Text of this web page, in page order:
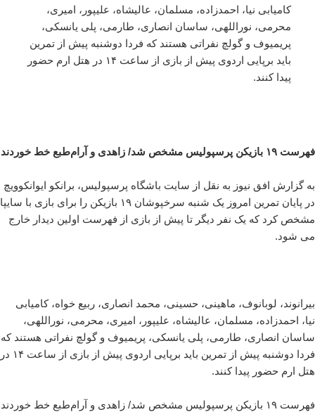
کامیابی نیا، احمدزاده، مسلمان، عالیشاه، علیپور، امیری،
محرمی، نوراللهی، ساسان انصاری، طارمی، پلی یانسکی،
پریمیوف و گولچ نفراتی هستند که فردا دوشنبه پیش از تمرین
باید برپایی اردوی پیش از بازی از ساعت ۱۴ در هتل ارم حضور
پیدا کنند.
فهرست ۱۹ بازیکن پرسپولیس مشخص شد/ زاهدی و آرام‌طبع خط خوردند
به گزارش افق نیوز به نقل از سایت باشگاه پرسپولیس، برانکو ایوانکوویچ
در پایان تمرین امروز یک شنبه سرخپوشان ۱۹ بازیکن را برای بازی با سایپا
مشخص کرد که یک نفر دیگر تا پیش از بازی از فهرست اولین دیدار خارج
می شود.
بیرانوند، لوبانوف، ماهینی، حسینی، محمد انصاری، ربیع خواه، کامیابی
نیا، احمدزاده، مسلمان، عالیشاه، علیپور، امیری، محرمی، نوراللهی،
ساسان انصاری، طارمی، پلی یانسکی، پریمیوف و گولچ نفراتی هستند که
فردا دوشنبه پیش از تمرین باید برپایی اردوی پیش از بازی از ساعت ۱۴ در
هتل ارم حضور پیدا کنند.
فهرست ۱۹ بازیکن پرسپولیس مشخص شد/ زاهدی و آرام‌طبع خط خوردند